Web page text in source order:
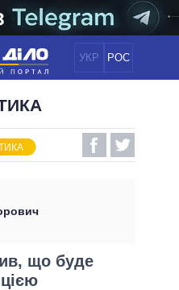
УКР РОС
ПОЛІТИКА
ЕКОНОМІКА
СВІТ
що буде